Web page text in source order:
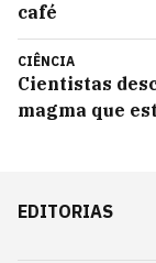
café
CIÊNCIA
Cientistas
magma que
EDITORIAS